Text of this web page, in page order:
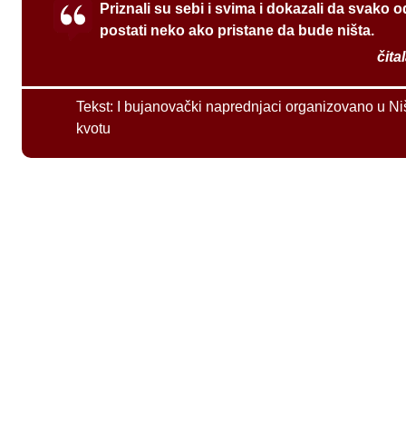
Priznali su sebi i svima i dokazali da svako
postati neko ako pristane da bude ništa.
Tekst:
I bujanovački naprednjaci organizovano u
kvotu